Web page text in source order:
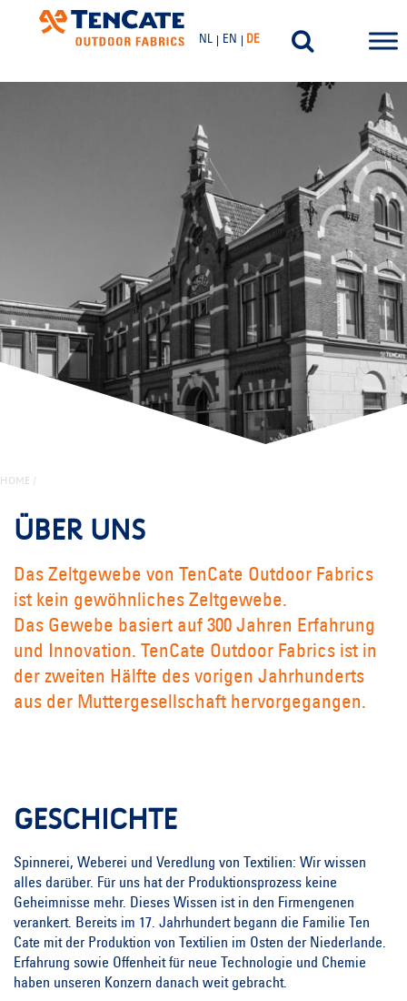
NL EN DE
HOME /
ÜBER UNS
Das Zeltgewebe von TenCate Outdoor Fabrics
ist kein gewöhnliches Zeltgewebe.
Das Gewebe basiert auf 300 Jahren Erfahrung
und Innovation. TenCate Outdoor Fabrics ist in
der zweiten Hälfte des vorigen Jahrhunderts
aus der Muttergesellschaft hervorgegangen.
GESCHICHTE
Spinnerei, Weberei und Veredlung von Textilien: Wir wissen
alles darüber. Für uns hat der Produktionsprozess keine
Geheimnisse mehr. Dieses Wissen ist in den Firmengenen
verankert. Bereits im 17. Jahrhundert begann die Familie Ten
Cate mit der Produktion von Textilien im Osten der Niederlande.
Erfahrung sowie Offenheit für neue Technologie und Chemie
haben unseren Konzern danach weit gebracht.